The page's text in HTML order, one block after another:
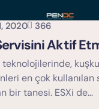
2020 366
Aktif
teknolojilerinde,
en çok kullanılan
bir tanesi. ESXi de…